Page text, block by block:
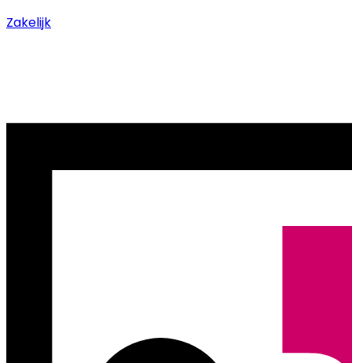
Zakelijk